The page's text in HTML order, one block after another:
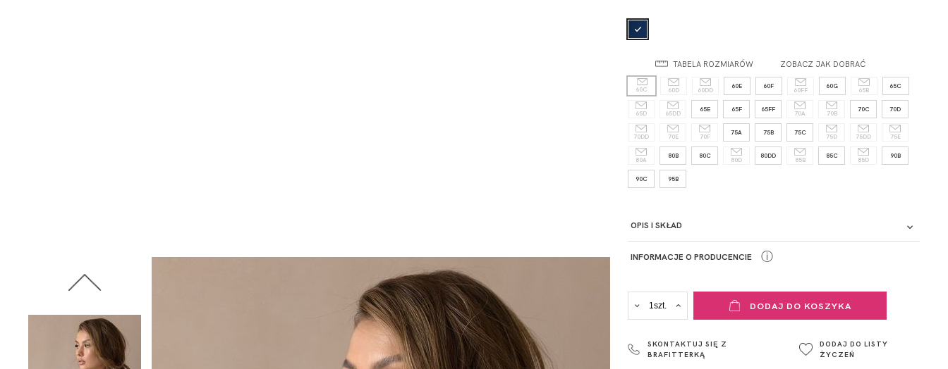
TABELA ROZMIARÓW ZOBACZ JAK DOBRAĆ
60C 60D 60DD
60E 60F
60FF
60G
65B
65C
65D 65DD
65E 65F 65FF
70A 70B
70C 70D
70DD 70E 70F
75A 75B 75C
75D 75DD 75E
80A
80B 80C
80D
80DD
85B
85C
85D
90B
90C 95B
OPIS I SKŁAD
INFORMACJE O PRODUCENCIE
Krisline
Fashiontex Group Sp.z o.o. Spółka
komandytowa
+48 42 719 43 15
ADRES PUNKTU KONTAKTOWEGO
ul. Łowicka 89a
Głowno
ⓘ
DODAJ DO KOSZYKA
SKONTAKTUJ SIĘ Z
BRAFITTERKĄ
DODAJ DO LISTY
ŻYCZEŃ